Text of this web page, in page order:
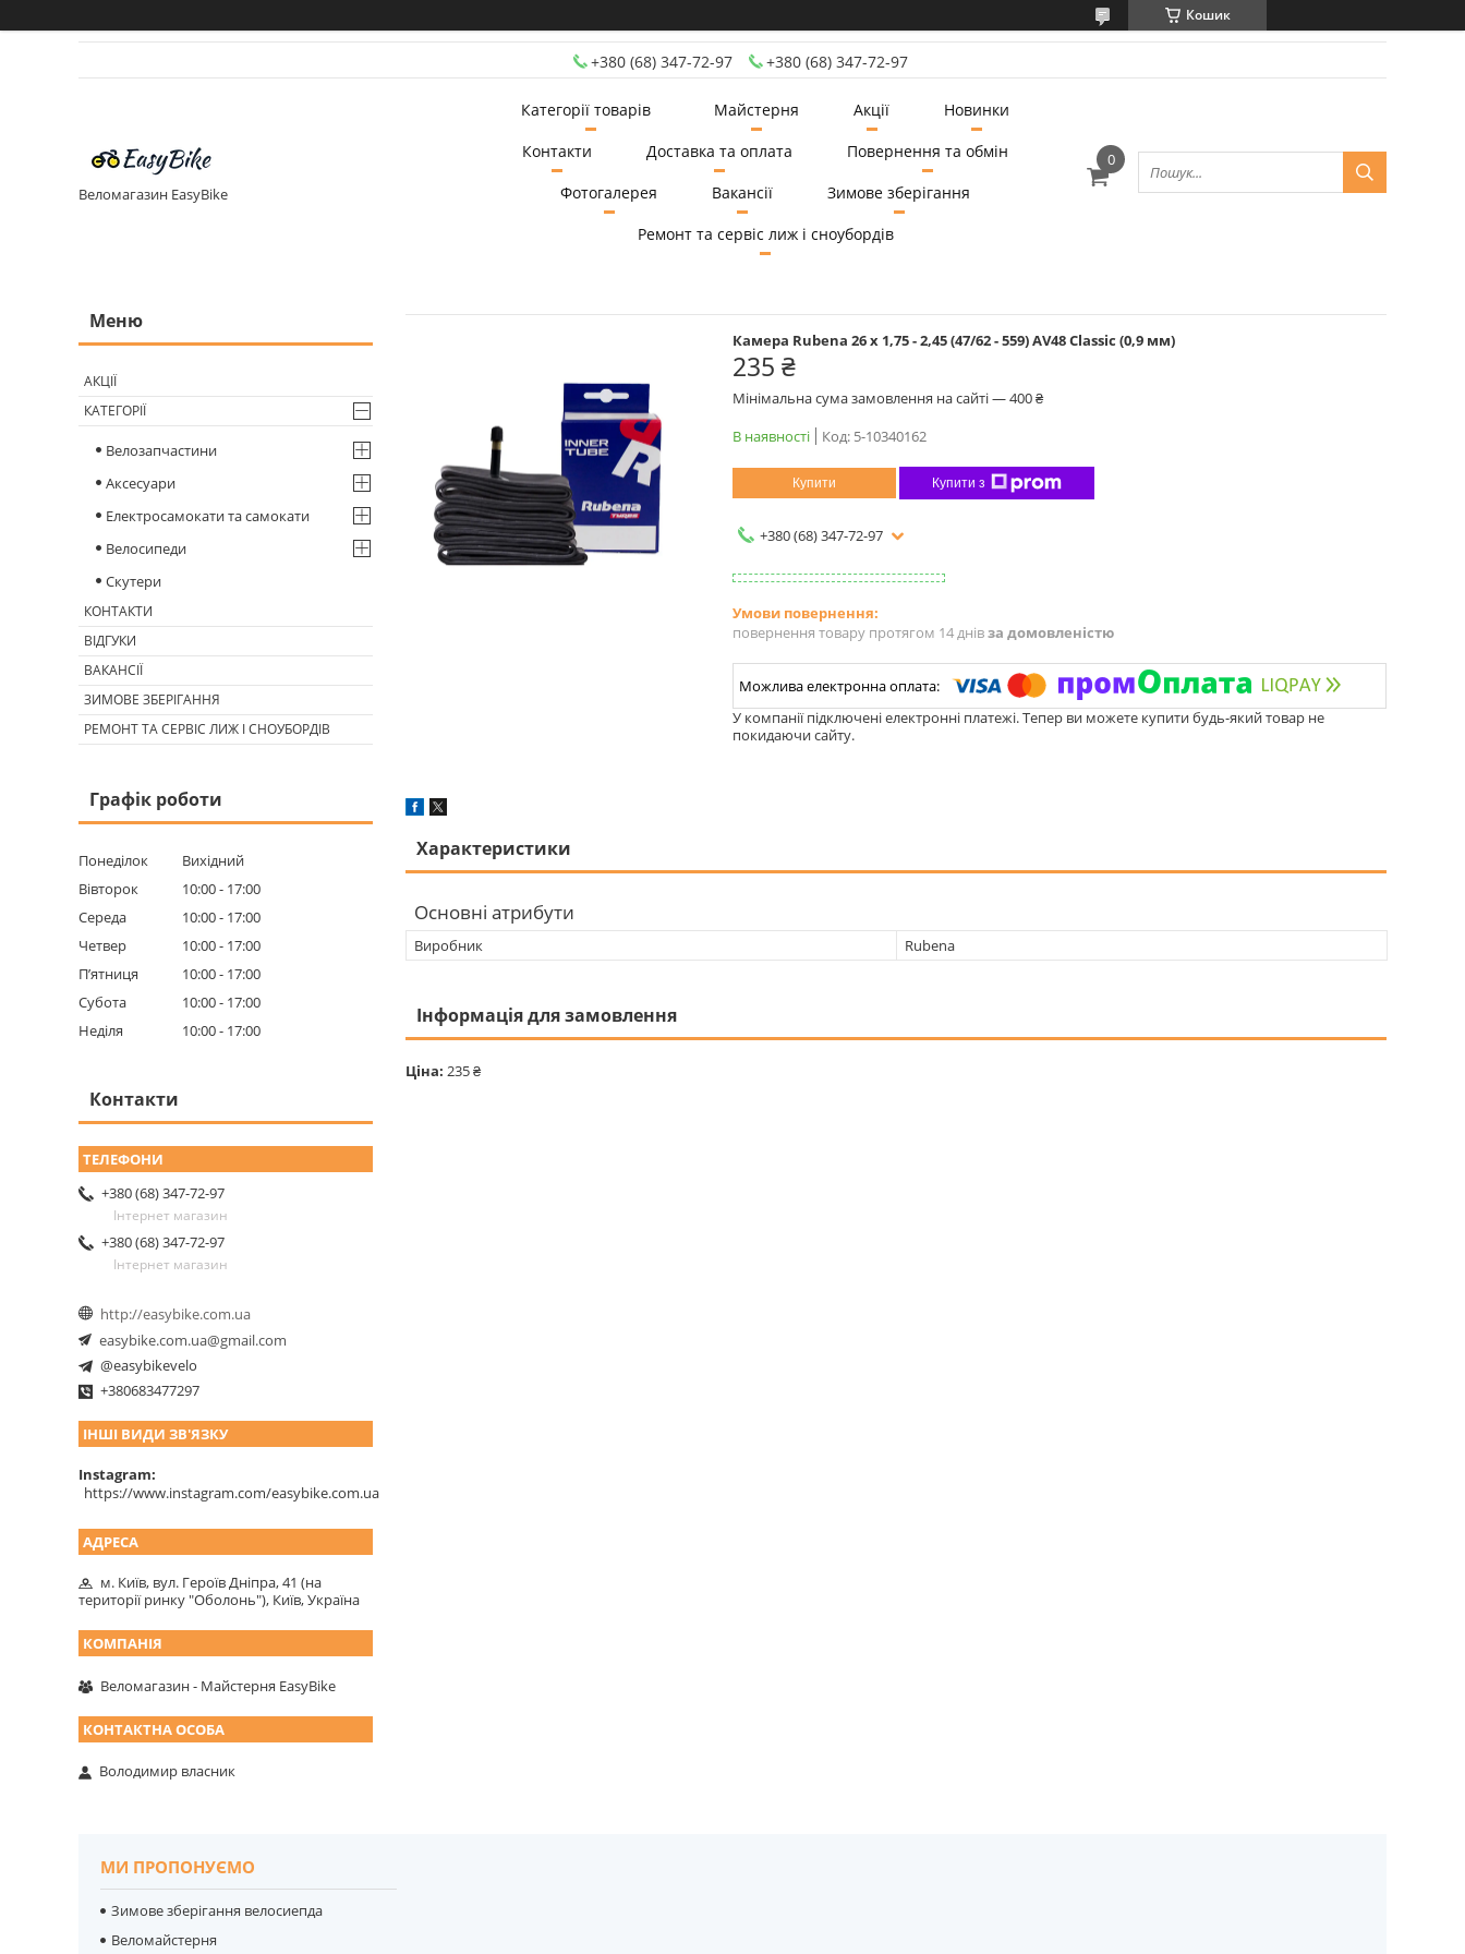
Кошик
+380 (68) 347-72-97 +380 (68) 347-72-97
Веломагазин EasyBike
Категорії товарів Майстерня Акції
Новинки
Контакти
Доставка та оплата
Повернення та обмін
Фотогалерея
Вакансії
Зимове зберігання
Ремонт та сервіс лиж і сноубордів
Камера Rubena 26 x 1,75 - 2,45 (47/62 - 559) AV48 Classic (0,9 мм)
235 ₴
Мінімальна сума замовлення на сайті — 400 ₴
В наявності
Код: 5-10340162
Купити Купити з
+380 (68) 347-72-97
повернення товару протягом 14 днівза домовленістю
У компанії підключені електронні платежі. Тепер ви можете купити будь-який товар не
покидаючи сайту.
Характеристики
Основні атрибути
Виробник Rubena
Інформація для замовлення
Ціна: 235 ₴
АКЦІЇ
КАТЕГОРІЇ
Велозапчастини
Аксесуари
Електросамокати та самокати
Велосипеди
Скутери
КОНТАКТИ
ВІДГУКИ
ВАКАНСІЇ
ЗИМОВЕ ЗБЕРІГАННЯ
РЕМОНТ ТА СЕРВІС ЛИЖ І СНОУБОРДІВ
Графік роботи
Понеділок
Вихідний
Вівторок
10:00
17:00
Середа
10:00
17:00
Четвер
10:00
17:00
Пʼятниця
10:00
17:00
Субота
10:00
17:00
Неділя
10:00 17:00
Контакти
+380 (68) 347-72-97
Інтернет магазин
+380 (68) 347-72-97
Інтернет магазин
http://easybike.com.ua
easybike.com.ua@gmail.com
@easybikevelo
+380683477297
ІНШІ ВИДИ ЗВ'ЯЗКУ
Instagram
https://www.instagram.com/easybike.com.ua
м. Київ, вул. Героїв Дніпра, 41 (на
території ринку "Оболонь"), Київ, Україна
Веломагазин - Майстерня EasyBike
Володимир власник
МИ ПРОПОНУЄМО
Зимове зберігання велосиепда
Веломайстерня